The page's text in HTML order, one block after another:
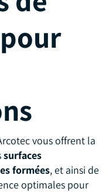
vous offrent la
surfaces
formées, et ainsi de
optimales pour